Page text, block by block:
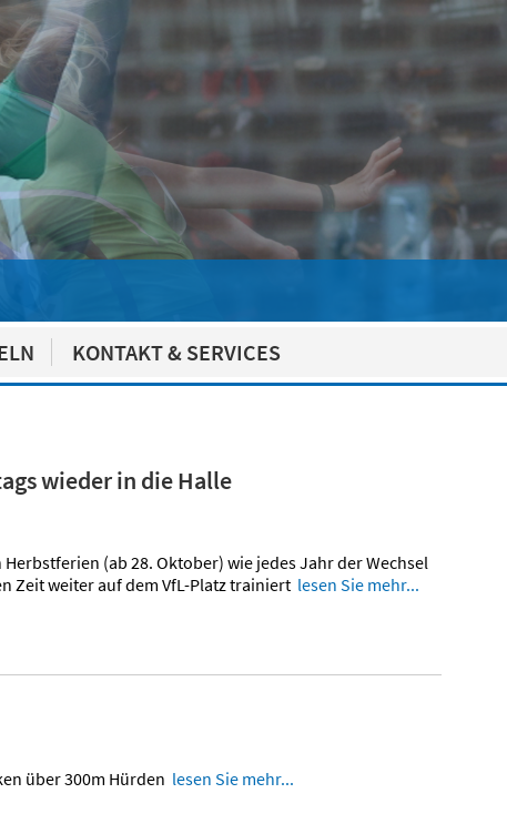
KONTAKT & SERVICES
wieder in die Halle
(ab 28. Oktober) wie jedes Jahr der Wechsel
Zeit weiter auf dem VfL-Platz trainiert lesen Sie mehr...
über 300m Hürden lesen Sie mehr...